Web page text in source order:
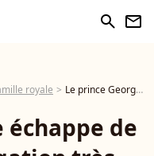
search newsletter
royale Le prince George échappe de peu à une obligation très contraignante imposée par le protocole de la famille royale
échappe de